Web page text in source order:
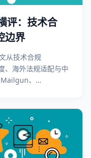
评：技术合
边界
从技术合规
、海外法规适配与中
、
率、域名信誉、技
邮件（密码找回/订单
EDM，这篇文章都能
方案。